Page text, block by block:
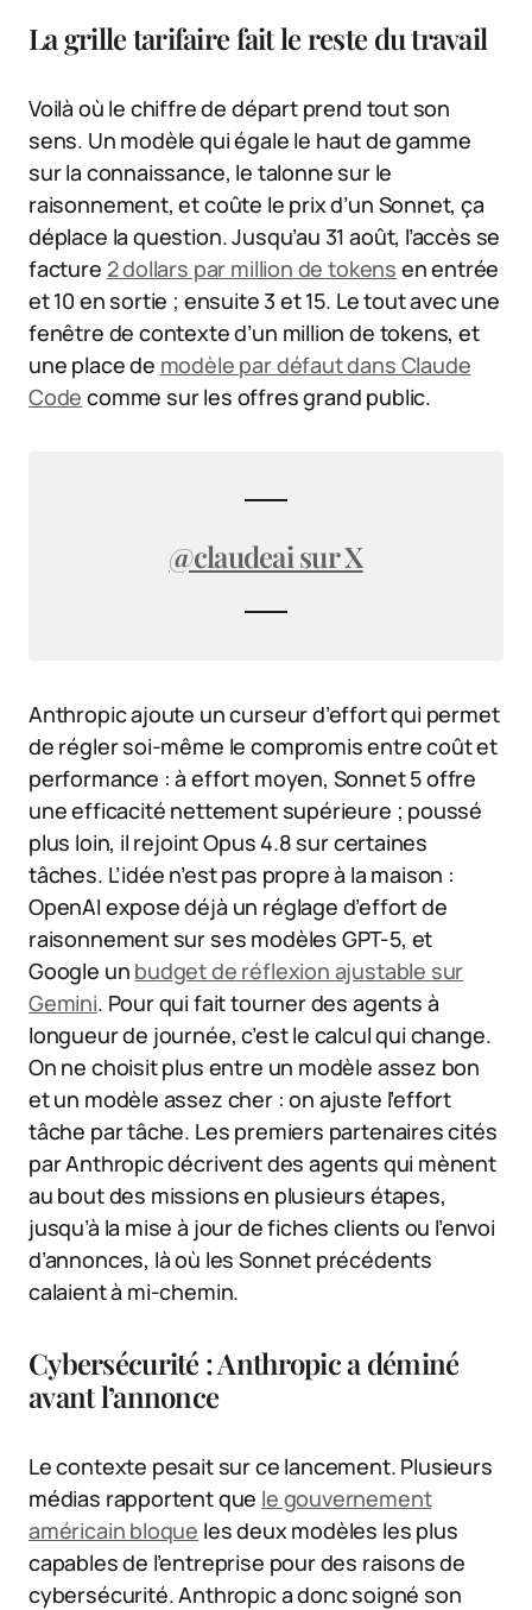
La grille tarifaire fait le reste du travail
Voilà où le chiffre de départ prend tout son
sens. Un modèle qui égale le haut de gamme
sur la connaissance, le talonne sur le
raisonnement, et coûte le prix d’un Sonnet, ça
déplace la question. Jusqu’au 31 août, l’accès se
facture 2 dollars par million de tokens en entrée
et 10 en sortie ; ensuite 3 et 15. Le tout avec une
fenêtre de contexte d’un million de tokens, et
une place de modèle par défaut dans Claude
Code comme sur les offres grand public.
@claudeai sur X
Anthropic ajoute un curseur d’effort qui permet
de régler soi-même le compromis entre coût et
performance : à effort moyen, Sonnet 5 offre
une efficacité nettement supérieure ; poussé
plus loin, il rejoint Opus 4.8 sur certaines
tâches. L’idée n’est pas propre à la maison :
OpenAI expose déjà un réglage d’effort de
raisonnement sur ses modèles GPT-5, et
Google un budget de réflexion ajustable sur
Gemini. Pour qui fait tourner des agents à
longueur de journée, c’est le calcul qui change.
On ne choisit plus entre un modèle assez bon
et un modèle assez cher : on ajuste l’effort
tâche par tâche. Les premiers partenaires cités
par Anthropic décrivent des agents qui mènent
au bout des missions en plusieurs étapes,
jusqu’à la mise à jour de fiches clients ou l’envoi
d’annonces, là où les Sonnet précédents
calaient à mi-chemin.
Cybersécurité : Anthropic a déminé
avant l’annonce
Le contexte pesait sur ce lancement. Plusieurs
médias rapportent que le gouvernement
américain bloque les deux modèles les plus
capables de l’entreprise pour des raisons de
cybersécurité. Anthropic a donc soigné son